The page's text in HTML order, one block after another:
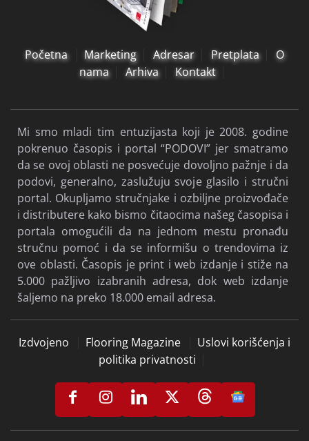
Početna Marketing Adresar Pretplata
O
nama
Arhiva Kontakt
Mi smo mladi tim entuzijasta koji je 2008. godine
pokrenuo časopis i portal “PODOVI” jer smatramo
da se ovoj oblasti ne posvećuje dovoljno pažnje i da
podovi, generalno, zaslužuju svoje glasilo i stručni
portal. Okupljamo stručnjake i ozbiljne proizvođače
i distributere kako bismo čitaocima našeg časopisa i
portala omogućili da na jednom mestu pronađu
stručnu pomoć i da se informišu o trendovima iz
ove oblasti. Časopis je print i web izdanje i stiže na
5.000 pažljivo izabranih adresa, dok web izdanje
šaljemo na preko 18.000 email adresa.
Izdvojeno Flooring Magazine
Uslovi korišćenja i
politika privatnosti